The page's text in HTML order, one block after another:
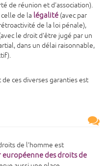
de réunion et d'association).
de la légalité (avec par
de la loi pénale),
le droit d'être jugé par un
dans un délai raisonnable,
ces diverses garanties est
de l’homme est
européenne des droits de